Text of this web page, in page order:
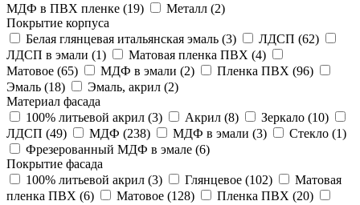
МДФ в ПВХ пленке (19) Металл (2)
Покрытие корпуса
Белая глянцевая итальянская эмаль (3) ЛДСП (62)
ЛДСП в эмали (1) Матовая пленка ПВХ (4)
Матовое (65) МДФ в эмали (2) Пленка ПВХ (96)
Эмаль (18) Эмаль, акрил (2)
Материал фасада
100% литьевой акрил (3) Акрил (8) Зеркало (10)
ЛДСП (49) МДФ (238) МДФ в эмали (3) Стекло (1)
Фрезерованный МДФ в эмале (6)
Покрытие фасада
100% литьевой акрил (3) Глянцевое (102)
Матовая
пленка ПВХ (6) Матовое (128) Пленка ПВХ (20)